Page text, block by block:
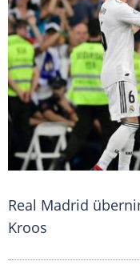
Real Madrid
Kroos